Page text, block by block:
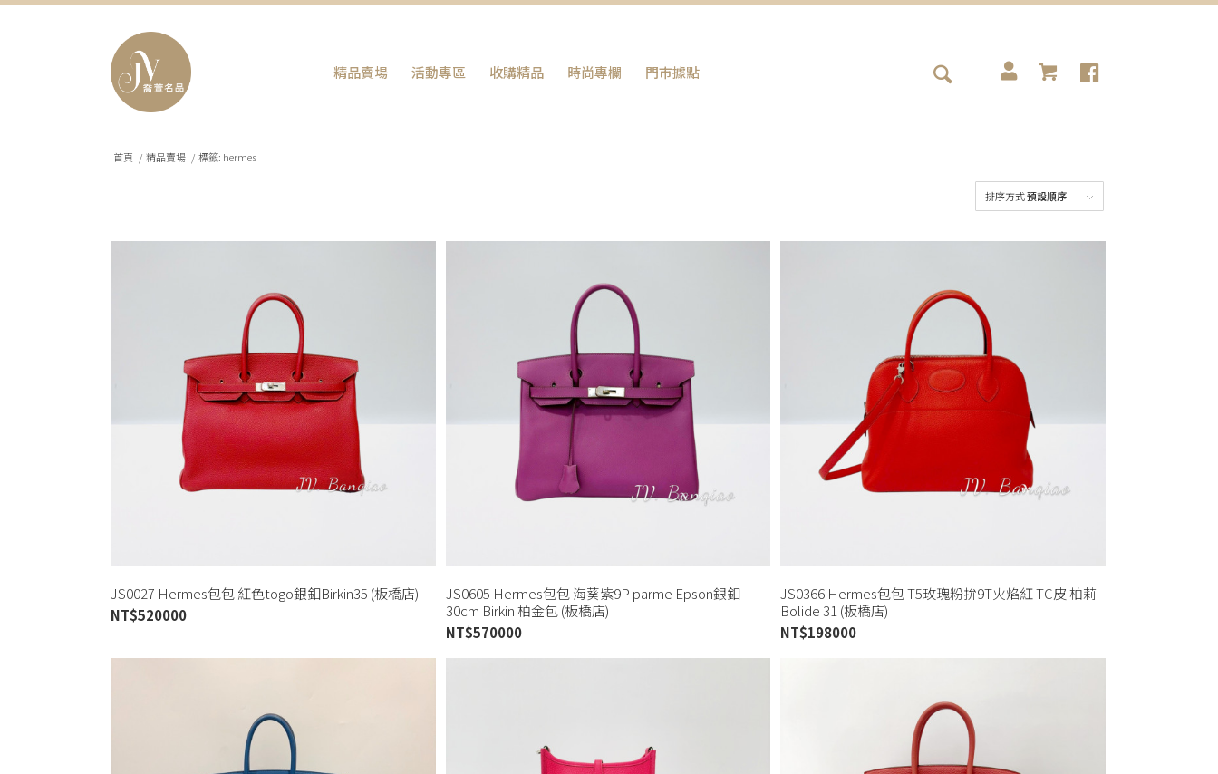
精品賣場 活動專區 收購精品 時尚專欄 門巿據點
首頁 / 精品賣場 / 標籤: hermes
排序方式預設順序
JS0027 Hermes包包 紅色togo銀釦Birkin35 (板橋店)
NT$520000
JS0605 Hermes包包 海葵紫9P parme Epson銀釦
30cm Birkin 柏金包 (板橋店)
NT$570000
JS0366 Hermes包包 T5玫瑰粉拚9T火焰紅 TC皮 柏莉
Bolide 31 (板橋店)
NT$198000